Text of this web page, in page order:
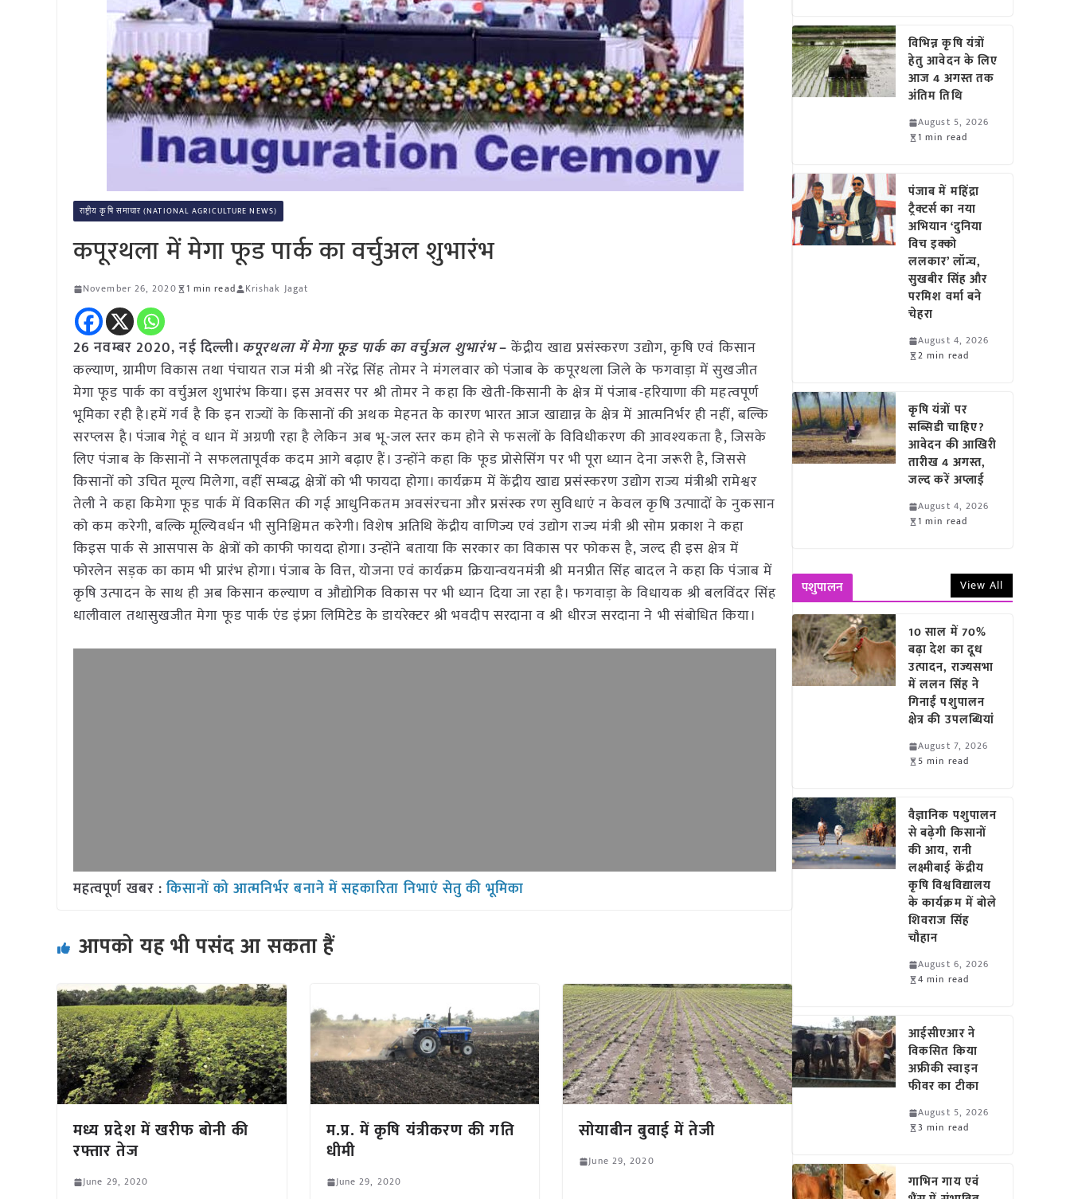
राष्ट्रीय कृषि समाचार (NATIONAL AGRICULTURE NEWS)
कपूरथला में मेगा फूड पार्क का वर्चुअल शुभारंभ
November 26, 2020 1 min read Krishak Jagat
26 नवम्बर 2020, नई दिल्ली। कपूरथला में मेगा फूड पार्क का वर्चुअल शुभारंभ–केंद्रीय खाद्य प्रसंस्करण उद्योग, कृषि एवं किसान
कल्याण, ग्रामीण विकास तथा पंचायत राज मंत्री श्री नरेंद्र सिंह तोमर ने मंगलवार को पंजाब के कपूरथला जिले के फगवाड़ा में सुखजीत
मेगा फूड पार्क का वर्चुअल शुभारंभ किया। इस अवसर पर श्री तोमर ने कहा कि खेती-किसानी के क्षेत्र में पंजाब-हरियाणा की महत्वपूर्ण
भूमिका रही है।हमें गर्व है कि इन राज्यों के किसानों की अथक मेहनत के कारण भारत आज खाद्यान्न के क्षेत्र में आत्मनिर्भर ही नहीं, बल्कि
सरप्लस है। पंजाब गेहूं व धान में अग्रणी रहा है लेकिन अब भू-जल स्तर कम होने से फसलों के विविधीकरण की आवश्यकता है, जिसके
लिए पंजाब के किसानों ने सफलतापूर्वक कदम आगे बढ़ाए हैं। उन्होंने कहा कि फूड प्रोसेसिंग पर भी पूरा ध्यान देना जरूरी है, जिससे
किसानों को उचित मूल्य मिलेगा, वहीं सम्बद्ध क्षेत्रों को भी फायदा होगा। कार्यक्रम में केंद्रीय खाद्य प्रसंस्करण उद्योग राज्य मंत्रीश्री रामेश्वर
तेली ने कहा किमेगा फूड पार्क में विकसित की गई आधुनिकतम अवसंरचना और प्रसंस्क रण सुविधाएं न केवल कृषि उत्पाादों के नुकसान
को कम करेगी, बल्कि मूल्यिवर्धन भी सुनिश्चिमत करेगी। विशेष अतिथि केंद्रीय वाणिज्य एवं उद्योग राज्य मंत्री श्री सोम प्रकाश ने कहा
किइस पार्क से आसपास के क्षेत्रों को काफी फायदा होगा। उन्होंने बताया कि सरकार का विकास पर फोकस है, जल्द ही इस क्षेत्र में
फोरलेन सड़क का काम भी प्रारंभ होगा। पंजाब के वित्त, योजना एवं कार्यक्रम क्रियान्वयनमंत्री श्री मनप्रीत सिंह बादल ने कहा कि पंजाब में
कृषि उत्पादन के साथ ही अब किसान कल्याण व औद्योगिक विकास पर भी ध्यान दिया जा रहा है। फगवाड़ा के विधायक श्री बलविंदर सिंह
धालीवाल तथासुखजीत मेगा फूड पार्क एंड इंफ्रा लिमिटेड के डायरेक्टर श्री भवदीप सरदाना व श्री धीरज सरदाना ने भी संबोधित किया।
महत्वपूर्ण खबर :किसानों को आत्मनिर्भर बनाने में सहकारिता निभाएं सेतु की भूमिका
आपको यह भी पसंद आ सकता हैं
मध्य प्रदेश में खरीफ बोनी की
रफ्तार तेज
June 29, 2020
म.प्र. में कृषि यंत्रीकरण की गति
धीमी
June 29, 2020
सोयाबीन बुवाई में तेजी
June 29, 2020
विभिन्न कृषि यंत्रों
हेतु आवेदन के लिए
आज 4 अगस्त तक
अंतिम तिथि
August 5, 2026
1 min read
पंजाब में महिंद्रा
ट्रैक्टर्स का नया
अभियान ‘दुनिया
विच इक्को
ललकार’ लॉन्च,
सुखबीर सिंह और
परमिश वर्मा बने
चेहरा
August 4, 2026
2 min read
कृषि यंत्रों पर
सब्सिडी चाहिए?
आवेदन की आखिरी
तारीख 4 अगस्त,
जल्द करें अप्लाई
August 4, 2026
1 min read
पशुपालन View All
10 साल में 70%
बढ़ा देश का दूध
उत्पादन, राज्यसभा
में ललन सिंह ने
गिनाईं पशुपालन
क्षेत्र की उपलब्धियां
August 7, 2026
5 min read
वैज्ञानिक पशुपालन
से बढ़ेगी किसानों
की आय, रानी
लक्ष्मीबाई केंद्रीय
कृषि विश्वविद्यालय
के कार्यक्रम में बोले
शिवराज सिंह
चौहान
August 6, 2026
4 min read
आईसीएआर ने
विकसित किया
अफ्रीकी स्वाइन
फीवर का टीका
August 5, 2026
3 min read
गाभिन गाय एवं